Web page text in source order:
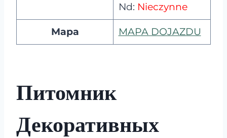
Nd: Nieczynne
Mapa MAPA DOJAZDU
Питомник
Декоративных